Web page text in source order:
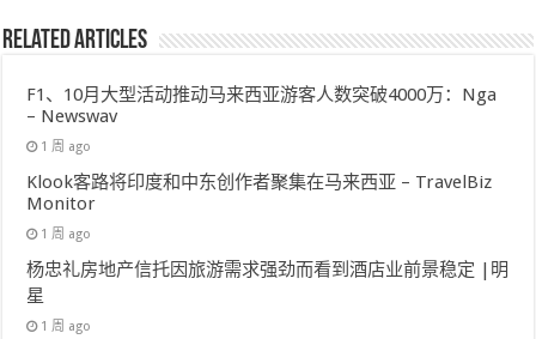
Related Articles
F1、10月大型活动推动马来西亚游客人数突破4000万：Nga
– Newswav
1 周 ago
Klook客路将印度和中东创作者聚集在马来西亚 – TravelBiz
Monitor
1 周 ago
杨忠礼房地产信托因旅游需求强劲而看到酒店业前景稳定 |明
星
1 周 ago